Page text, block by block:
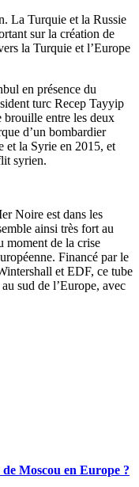
La Turquie et la Russie
sur la création de
la Turquie et l’Europe
en présence du
turc Recep Tayyip
brouille entre les deux
d’un bombardier
et la Syrie en 2015, et
syrien.
Noire est dans les
ainsi très fort au
moment de la crise
Financé par le
et EDF, ce tube
sud de l’Europe, avec
Moscou en Europe ?